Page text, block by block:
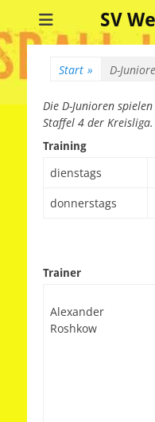
SV
Start » D-
Die D-Junioren
Staffel 4 der Kreisliga.
Training
dienstags
donnerstags
Trainer
Alexander
Roshkow